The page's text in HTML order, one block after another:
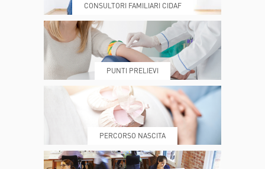
DOVE SIAMO ESAMI E VISITE
PRENOTA MY POLI
CONSULTORI FAMILIARI CIDAF
PUNTI PRELIEVI
PERCORSO NASCITA